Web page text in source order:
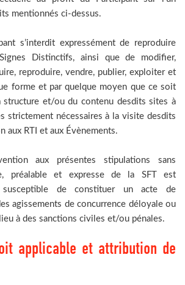
mentionnés ci-dessus.
s’interdit expressément de reproduire
Distinctifs, ainsi que de modifier,
reproduire, vendre, publier, exploiter et
forme et par quelque moyen que ce soit
et/ou du contenu desdits sites à
strictement nécessaires à la visite desdits
aux RTI et aux Évènements.
aux présentes stipulations sans
préalable et expresse de la SFT est
de constituer un acte de
agissements de concurrence déloyale ou
à des sanctions civiles et/ou pénales.
applicable et attribution de